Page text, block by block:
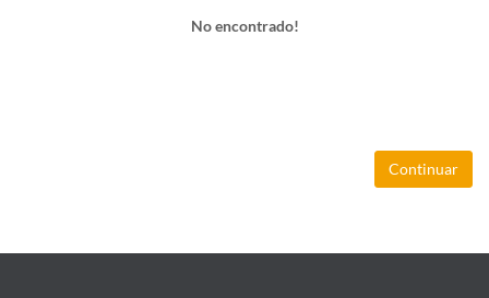
No encontrado!
Continuar